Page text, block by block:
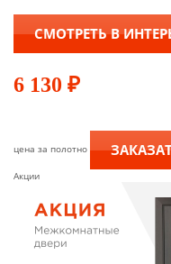
СМОТРЕТЬ В
6 130 ₽
цена за полотно
Акции